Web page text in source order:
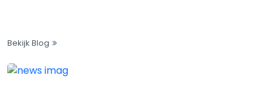
Bekijk Blog